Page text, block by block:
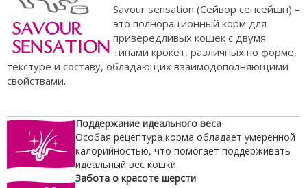
Savour sensation (Сейвор сенсейшн) –
это полнорационный корм для
привередливых кошек с двумя
типами крокет, различных по форме,
текстуре и составу, обладающих взаимодополняющими
свойствами.
Поддержание идеального веса
Особая рецептура корма обладает умеренной
калорийностью, что помогает поддерживать
идеальный вес кошки.
Забота о красоте шерсти